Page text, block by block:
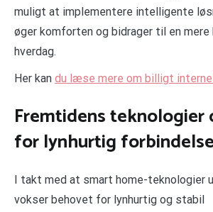
muligt at implementere intelligente
øger komforten og bidrager til en
hverdag.
Her kan du læse mere om billigt
Fremtidens teknologier
for lynhurtig forbindelse
I takt med at smart home-teknologier
vokser behovet for lynhurtig og stabil